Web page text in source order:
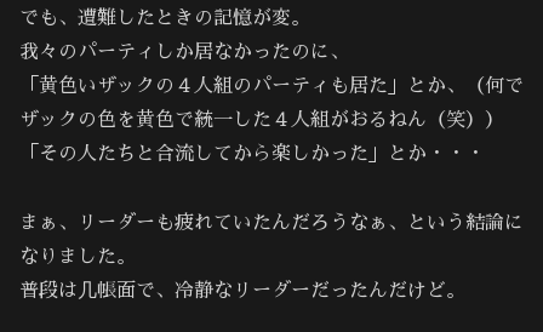
でも、遭難したときの記憶が変。
我々のパーティしか居なかったのに、
「黄色いザックの４人組のパーティも居た」とか、（何で
ザックの色を黄色で統一した４人組がおるねん（笑））
「その人たちと合流してから楽しかった」とか・・・
まぁ、リーダーも疲れていたんだろうなぁ、という結論に
なりました。
普段は几帳面で、冷静なリーダーだったんだけど。